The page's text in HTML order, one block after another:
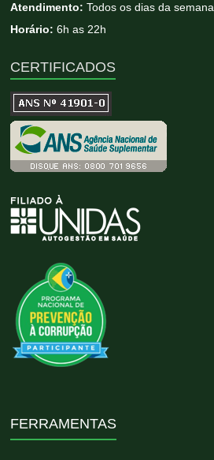
Atendimento: Todos os dias da semana
Horário: 6h as 22h
CERTIFICADOS
FERRAMENTAS